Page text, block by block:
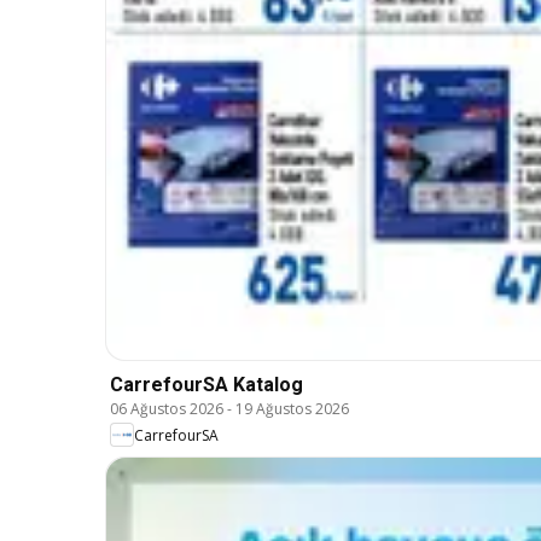
CarrefourSA Katalog
06 Ağustos 2026- 19 Ağustos 2026
CarrefourSA